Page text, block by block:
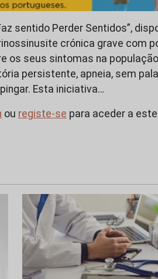
sentido Perder Sentidos”,
crónica grave com
os seus sintomas na
persistente, apneia, sem
Esta iniciativa…
ou registe-se para aceder a